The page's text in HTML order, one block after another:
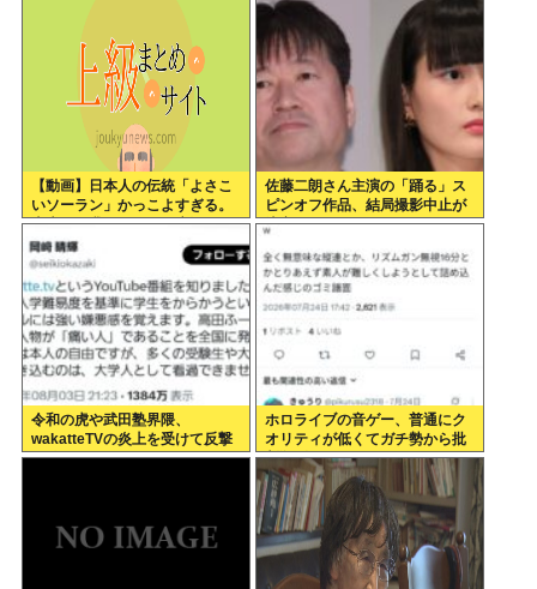
【動画】日本人の伝統「よさこ
いソーラン」かっこよすぎる。
古来から我々のDNAに刻まれた
踊り
佐藤二朗さん主演の「踊る」ス
ピンオフ作品、結局撮影中止が
決定www
令和の虎や武田塾界隈、
wakatteTVの炎上を受けて反撃
開始
ホロライブの音ゲー、普通にク
オリティが低くてガチ勢から批
判殺到www